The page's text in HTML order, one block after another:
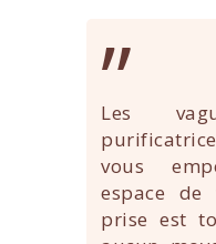
”
Les
vous
espace
prise est